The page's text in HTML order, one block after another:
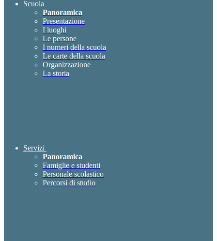
Scuola
Panoramica
Presentazione
I luoghi
Le persone
I numeri della scuola
Le carte della scuola
Organizzazione
La storia
Servizi
Panoramica
Famiglie e studenti
Personale scolastico
Percorsi di studio